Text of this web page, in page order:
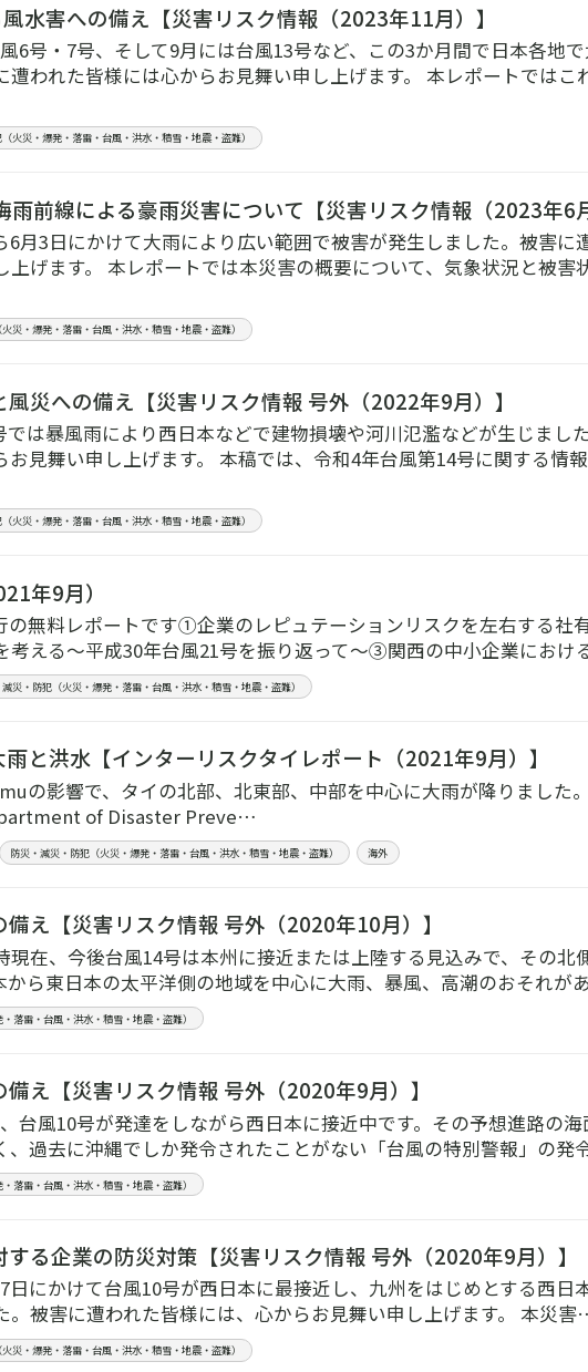
水害への備え【災害リスク情報（2023年11月）】
6号・7号、そして9月には台風13号など、この3か月間で日本各地
遭われた皆様には心からお見舞い申し上げます。 本レポートではこ
火災・爆発・落雷・台風・洪水・積雪・地震・盗難）
前線による豪雨災害について【災害リスク情報（2023年6
6月3日にかけて大雨により広い範囲で被害が発生しました。被害に
上げます。 本レポートでは本災害の概要について、気象状況と被害
災・爆発・落雷・台風・洪水・積雪・地震・盗難）
災への備え【災害リスク情報 号外（2022年9月）】
は暴風雨により西日本などで建物損壊や河川氾濫などが生じまし
見舞い申し上げます。 本稿では、令和4年台風第14号に関する情
火災・爆発・落雷・台風・洪水・積雪・地震・盗難）
年9月）
の無料レポートです①企業のレピュテーションリスクを左右する社
える～平成30年台風21号を振り返って～③関西の中小企業におけ
災・防犯（火災・爆発・落雷・台風・洪水・積雪・地震・盗難）
と洪水【インターリスクタイレポート（2021年9月）】
の影響で、タイの北部、北東部、中部を中心に大雨が降りました
of Disaster Preve…
防災・減災・防犯（火災・爆発・落雷・台風・洪水・積雪・地震・盗難） 海外
え【災害リスク情報 号外（2020年10月）】
現在、今後台風14号は本州に接近または上陸する見込みで、その北
から東日本の太平洋側の地域を中心に大雨、暴風、高潮のおそれが
落雷・台風・洪水・積雪・地震・盗難）
え【災害リスク情報 号外（2020年9月）】
台風10号が発達をしながら西日本に接近中です。その予想進路の
、過去に沖縄でしか発令されたことがない「台風の特別警報」の発
落雷・台風・洪水・積雪・地震・盗難）
る企業の防災対策【災害リスク情報 号外（2020年9月）】
日にかけて台風10号が西日本に最接近し、九州をはじめとする西日
。被害に遭われた皆様には、心からお見舞い申し上げます。 本災
災・爆発・落雷・台風・洪水・積雪・地震・盗難）